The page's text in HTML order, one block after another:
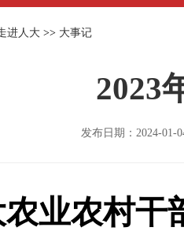
进人大 >> 大事记
2023
发布日期：2024-
业农村干